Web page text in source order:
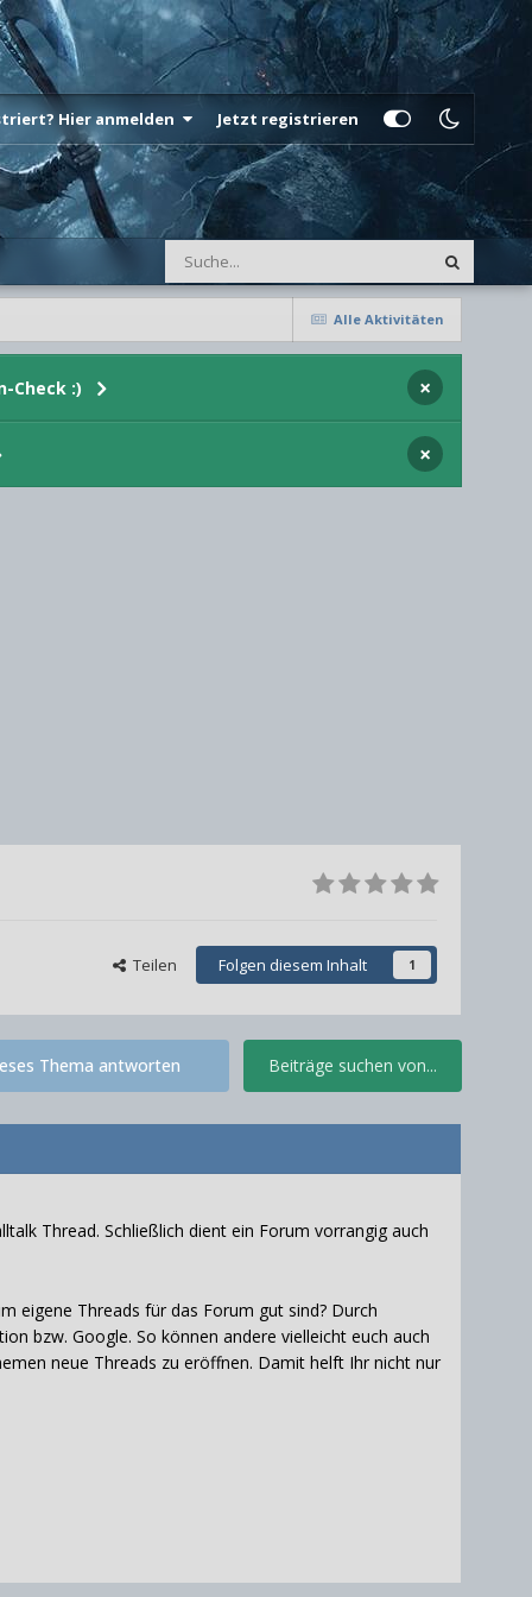
Hier anmelden Jetzt registrieren
Alle Aktivitäten
Check :) ×
×
Teilen Folgen diesem Inhalt 1
Beiträge suchen von...
Thema antworten
Thread. Schließlich dient ein Forum vorrangig auch
eigene Threads für das Forum gut sind? Durch
bzw. Google. So können andere vielleicht euch auch
neue Threads zu eröffnen. Damit helft Ihr nicht nur